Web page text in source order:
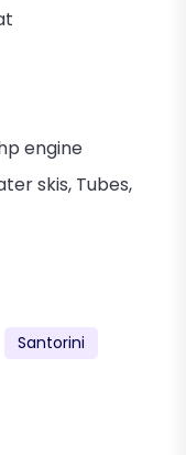
engine
skis, Tubes,
Santorini